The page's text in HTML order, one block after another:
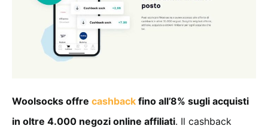
Woolsocks offre cashback fino all’8% sugli acquisti
in oltre 4.000 negozi online affiliati. Il cashback